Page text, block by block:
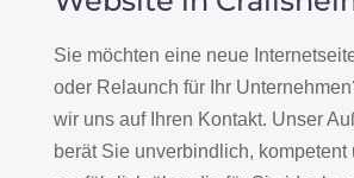
Sie möchten eine neue
oder Relaunch für Ihr
wir uns auf Ihren Kontakt. Unser
berät Sie unverbindlich, kompetent